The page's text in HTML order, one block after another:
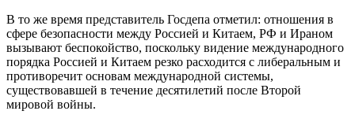
В то же время представитель Госдепа отметил: отношения в
сфере безопасности между Россией и Китаем, РФ и Ираном
вызывают беспокойство, поскольку видение международного
порядка Россией и Китаем резко расходится с либеральным и
противоречит основам международной системы,
существовавшей в течение десятилетий после Второй
мировой войны.